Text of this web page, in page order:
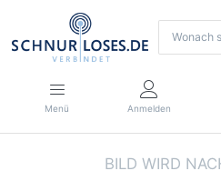
Menü Anmelden